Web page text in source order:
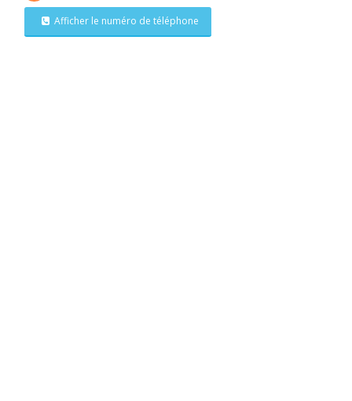
Afficher le numéro de téléphone